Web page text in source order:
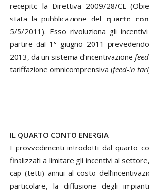
recepito la Direttiva 2009/28/CE
stata la pubblicazione del quarto
5/5/2011). Esso rivoluziona gli
partire dal 1° giugno 2011
2013, da un sistema d’incentivazione
tariffazione omnicomprensiva (feed-in
IL QUARTO CONTO ENERGIA
I provvedimenti introdotti dal quarto
finalizzati a limitare gli incentivi al
cap (tetti) annui al costo
particolare, la diffusione degli